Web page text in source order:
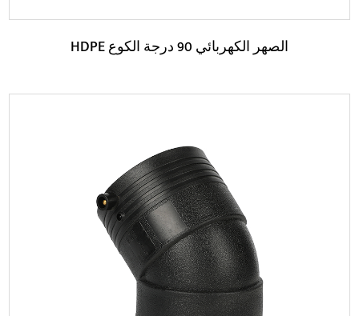
حدود:
أكبر ميزة لكوع الصهر الكهربائي HDPE بزاوية 90 درجة هي
HDPE الصهر الكهربائي 90 درجة الكوع